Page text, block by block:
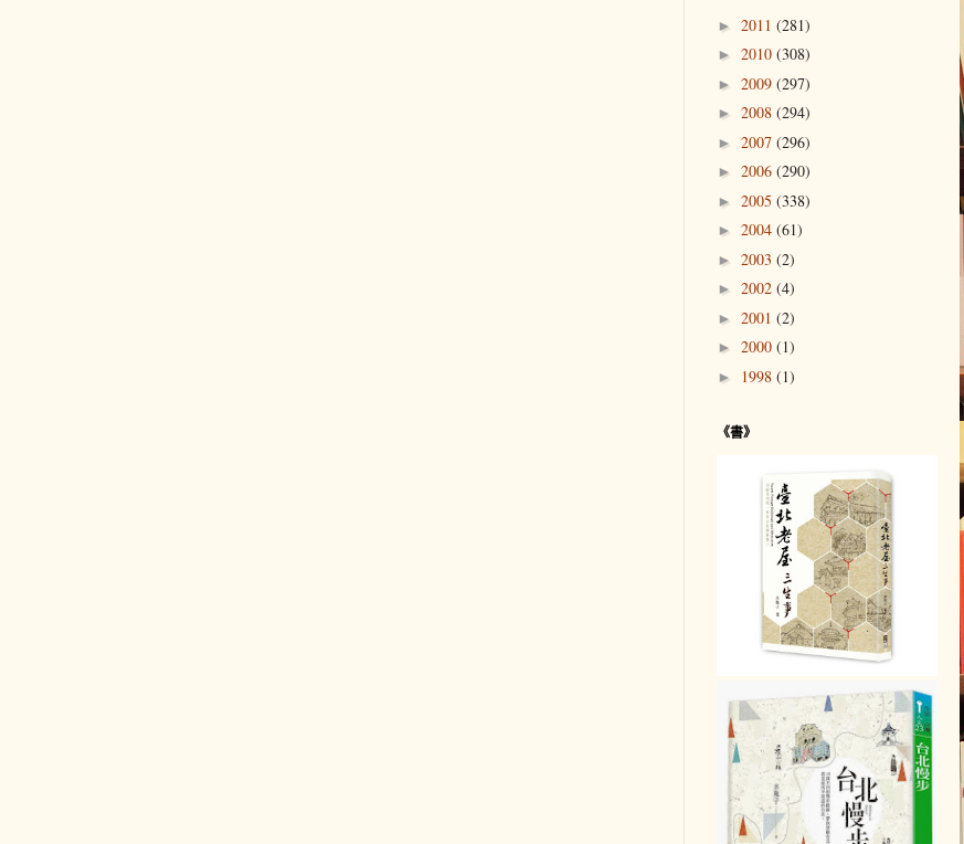
► 2011 (281)
► 2010 (308)
► 2009 (297)
► 2008 (294)
► 2007 (296)
► 2006 (290)
► 2005 (338)
► 2004 (61)
► 2003 (2)
► 2002 (4)
► 2001 (2)
► 2000 (1)
► 1998 (1)
《書》